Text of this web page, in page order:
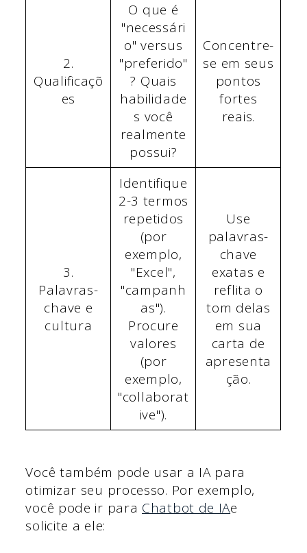
2.
Qualificaçõ
es
O que é
"necessári
o" versus
"preferido"
? Quais
habilidade
s você
realmente
possui?
Concentre-
se em seus
pontos
fortes
reais.
3.
Palavras-
chave e
cultura
Identifique
2-3 termos
repetidos
(por
exemplo,
"Excel",
"campanh
as").
Procure
valores
(por
exemplo,
"collaborat
ive").
Use
palavras-
chave
exatas e
reflita o
tom delas
em sua
carta de
apresenta
ção.
Você também pode usar a IA para
otimizar seu processo. Por exemplo,
você pode ir para Chatbot de IAe
solicite a ele: